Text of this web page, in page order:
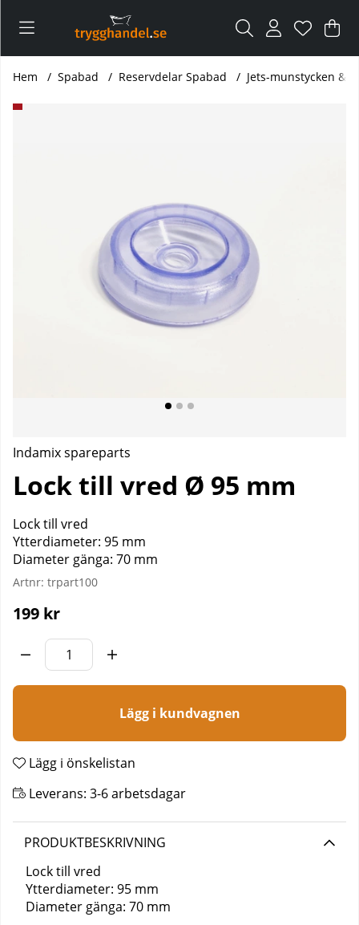
.
Hem Spabad Reservdelar Spabad Jets-munstycken &
Produktbilder Lock till vred Ø 95 mm
Indamix spareparts
Lock till vred Ø 95 mm
Lock till vred
Ytterdiameter: 95 mm
Diameter gänga: 70 mm
Artnr: trpart100
199 kr
Lägg i kundvagnen
Lägg i önskelistan
Leverans: 3-6 arbetsdagar
PRODUKTBESKRIVNING
Lock till vred
Ytterdiameter: 95 mm
Diameter gänga: 70 mm